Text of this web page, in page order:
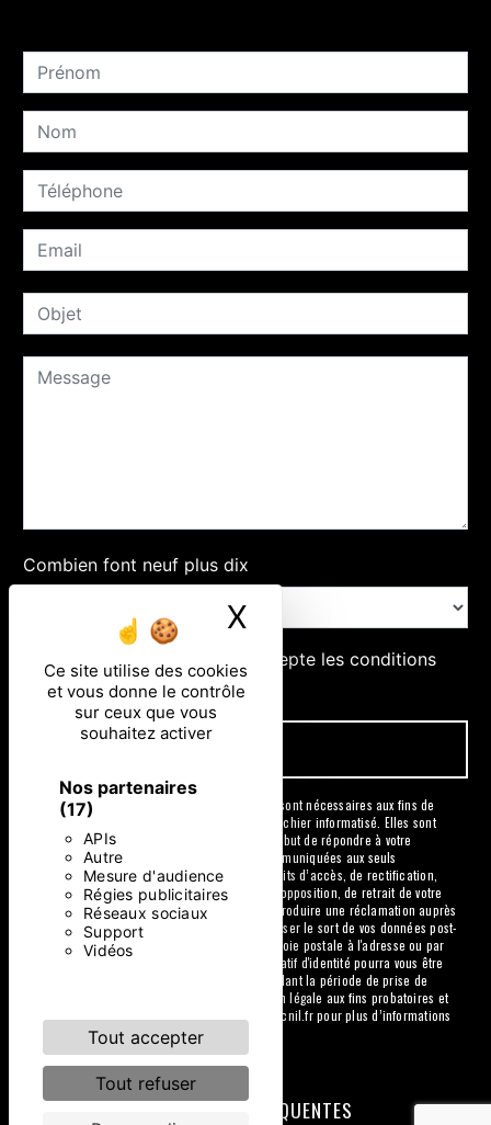
Ce site utilise des cookies
et vous donne le contrôle
sur ceux que vous
souhaitez activer
Nos partenaires
(17)
APIs
Autre
Mesure d'audience
Régies publicitaires
Réseaux sociaux
Support
Vidéos
Tout accepter
Tout refuser
X Masquer le
Combien font neuf plus dix
En cochant cette case, j'accepte les conditions
particulières ci-dessous **
** Les données personnelles communiquées sont nécessaires aux fins de
vous contacter et sont enregistrées dans un fichier informatisé. Elles sont
destinées à et ses sous-traitants dans le seul but de répondre à votre
message. Les données collectées seront communiquées aux seuls
destinataires suivants: . Vous disposez de droits d’accès, de rectification,
d’effacement, de portabilité, de limitation, d’opposition, de retrait de votre
consentement à tout moment et du droit d’introduire une réclamation auprès
d’une autorité de contrôle, ainsi que d’organiser le sort de vos données post-
mortem. Vous pouvez exercer ces droits par voie postale à l'adresse ou par
courrier électronique à l'adresse . Un justificatif d'identité pourra vous être
demandé. Nous conservons vos données pendant la période de prise de
contact puis pendant la durée de prescription légale aux fins probatoires et
de gestion des contentieux. Consultez le site cnil.fr pour plus d’informations
sur vos droits.
RECHERCHES FRÉQUENTES